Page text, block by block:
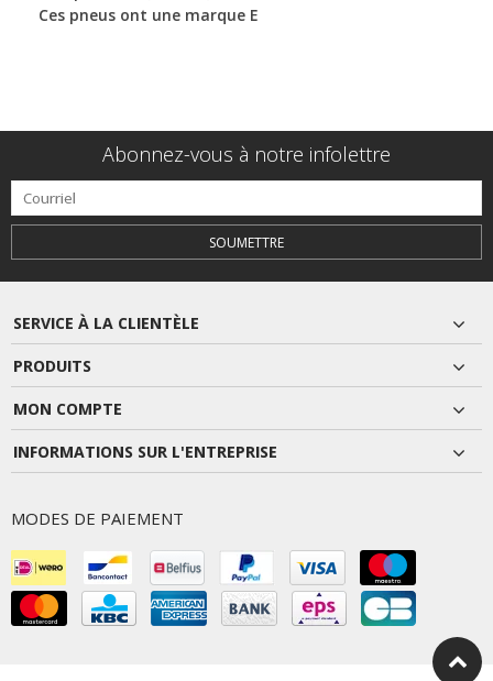
Ces pneus ont une marque E
Abonnez-vous à notre infolettre
SOUMETTRE
SERVICE À LA CLIENTÈLE
PRODUITS
MON COMPTE
INFORMATIONS SUR L'ENTREPRISE
MODES DE PAIEMENT